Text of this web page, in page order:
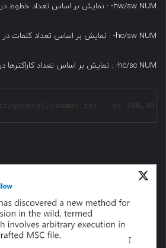
hw/sw NUM- : نمایش بر اساس تعداد خطوط در پاسخ
hc/sw NUM- : نمایش بر اساس تعداد کلمات در پاسخ
hc/sc NUM- : نمایش بر اساس تعداد کاراکترها در پاسخ
general/common.txt --sc 200,301